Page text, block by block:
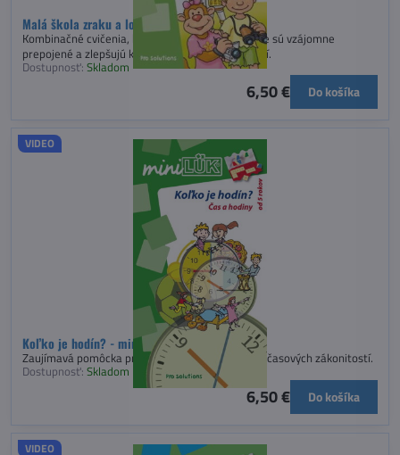
Malá škola zraku a logiky 1 - miniLÜK
Kombinačné cvičenia, ktorých vizuálne informácie sú vzájomne
prepojené a zlepšujú kombinačné schopnosti detí.
Dostupnosť: Skladom
6,50 € Do košíka
Koľko je hodín? - miniLÜK
VIDEO
Zaujímavá pomôcka pre spoznávanie a chápanie časových zákonitostí.
Dostupnosť: Skladom
6,50 € Do košíka
VIDEO